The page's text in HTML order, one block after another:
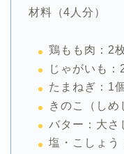
材料（4人分）
鶏もも肉：2
じゃがいも：
たまねぎ：1個
きのこ（しめ
バター：大さ
塩・こしょう